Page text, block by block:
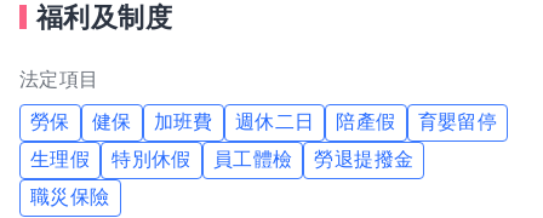
你。
如果你期待的不只是打卡上下班，而是成為被信任、被期
待、能夠發揮的人，那這裡，就是你值得投資時間與熱情
福利及制度
法定項目
勞保 健保 加班費 週休二日 陪產假
育嬰留停
生理假
特別休假 員工體檢
勞退提撥金
職災保險